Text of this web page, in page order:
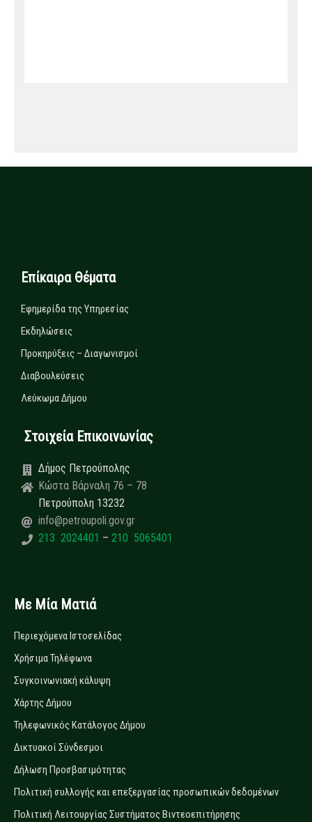
Επίκαιρα Θέματα
Εφημερίδα της Υπηρεσίας
Εκδηλώσεις
Προκηρύξεις – Διαγωνισμοί
Διαβουλεύσεις
Λεύκωμα Δήμου
Στοιχεία Επικοινωνίας
Δήμος Πετρούπολης
Κώστα Βάρναλη 76 – 78
Πετρούπολη 13232
info@petroupoli.gov.gr
213 2024401 – 210 5065401
Με Μία Ματιά
Περιεχόμενα Ιστοσελίδας
Χρήσιμα Τηλέφωνα
Συγκοινωνιακή κάλυψη
Χάρτης Δήμου
Τηλεφωνικός Κατάλογος Δήμου
Δικτυακοί Σύνδεσμοι
Δήλωση Προσβασιμότητας
Πολιτική συλλογής και επεξεργασίας προσωπικών δεδομένων
Πολιτική Λειτουργίας Συστήματος Βιντεοεπιτήρησης